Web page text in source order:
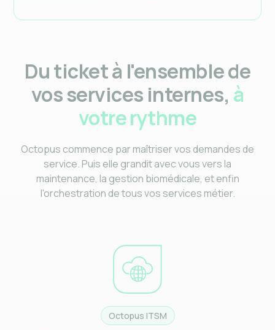
Du ticket à l'ensemble de
vos services internes, à
votre rythme
Octopus commence par maîtriser vos demandes de
service. Puis elle grandit avec vous vers la
maintenance, la gestion biomédicale, et enfin
l'orchestration de tous vos services métier.
Octopus ITSM